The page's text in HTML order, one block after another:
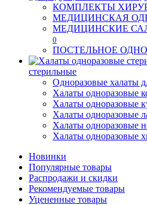
КОМПЛЕКТЫ
МЕДИЦИНСКАЯ
МЕДИЦИНСКИЕ
0
ПОСТЕЛЬНОЕ
стерильные
Одноразовые халаты
Халаты одноразовые
Халаты одноразовые
Халаты одноразовые
Халаты одноразовые
Халаты одноразовые
Новинки
Популярные товары
Распродажи и скидки
Рекомендуемые товары
Уцененные товары